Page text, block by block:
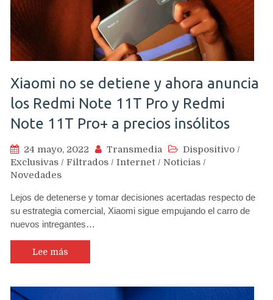
Xiaomi no se detiene y ahora anuncia
los Redmi Note 11T Pro y Redmi
Note 11T Pro+ a precios insólitos
24 mayo, 2022 Transmedia Dispositivo /
Exclusivas / Filtrados / Internet / Noticias /
Novedades
Lejos de detenerse y tomar decisiones acertadas respecto de
su estrategia comercial, Xiaomi sigue empujando el carro de
nuevos intregantes…
Lee más